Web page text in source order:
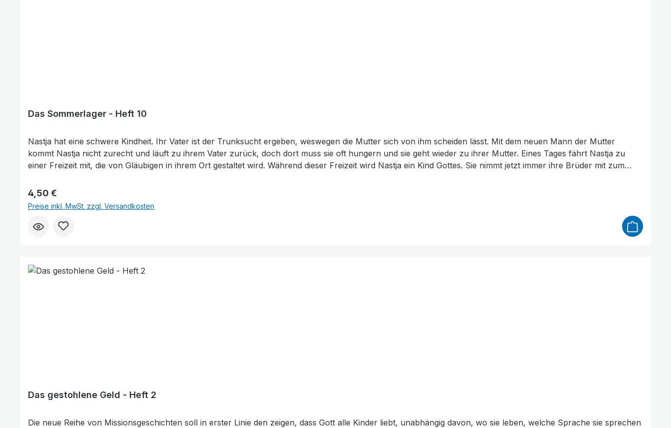
Das Sommerlager - Heft 10
Nastja hat eine schwere Kindheit. Ihr Vater ist der Trunksucht ergeben, weswegen die Mutter sich von ihm scheiden lässt. Mit dem neuen Mann der Mutter
kommt Nastja nicht zurecht und läuft zu ihrem Vater zurück, doch dort muss sie oft hungern und sie geht wieder zu ihrer Mutter. Eines Tages fährt Nastja zu
einer Freizeit mit, die von Gläubigen in ihrem Ort gestaltet wird. Während dieser Freizeit wird Nastja ein Kind Gottes. Sie nimmt jetzt immer ihre Brüder mit zum
macht sie in einer anderen Stadt eine Ausbildung zur Krankenschwester. Nach der Ausbildung kommt sie wieder nach Hause und dient dem Herrn in ihrer
Gemeinde. Die Reihe vom Missionsgeschichten soll in erster Linie zeigen, dass Gott alle Kinder liebt, unabhängig davon, wo sie leben, welche Sprache sie
sprechen und wie sie aussehen. Darüber hinaus findet man hier interessante Informationen über die jeweiligen Länder, die Lebensweise der Menschen dort, ihre
Sitten und Gebräuche. Mit vielen farbigen Illustrationen und Gebetsanliegen für Kinder auf Kamtschatka.
Regulärer Preis:
4,50 €
Preise inkl. MwSt. zzgl. Versandkosten
Das gestohlene Geld - Heft 2
Die neue Reihe von Missionsgeschichten soll in erster Linie den zeigen, dass Gott alle Kinder liebt, unabhängig davon, wo sie leben, welche Sprache sie sprechen